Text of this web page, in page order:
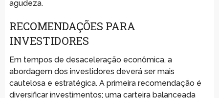
agudeza.
RECOMENDAÇÕES PARA
INVESTIDORES
Em tempos de desaceleração econômica, a
abordagem dos investidores deverá ser mais
cautelosa e estratégica. A primeira recomendação é
diversificar investimentos; uma carteira balanceada